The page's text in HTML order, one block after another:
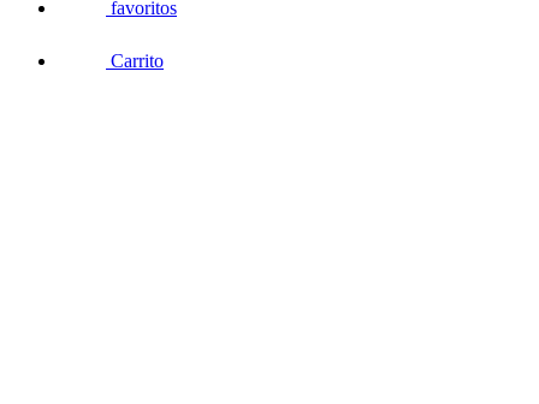
favoritos
Carrito